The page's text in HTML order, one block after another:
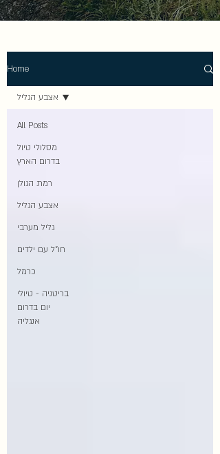
Home
All Posts
מסלולי טיול
בדרום הארץ
רמת הגולן
אצבע הגליל
גליל מערבי
חו"ל עם ילדים
כרמל
בריטניה - טיולי
יום בדרום
אנגליה
אצבע הגליל